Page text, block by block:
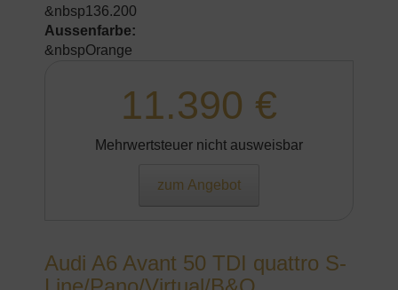
&nbsp136.200
Aussenfarbe:
&nbspOrange
11.390 €
Mehrwertsteuer nicht ausweisbar
zum Angebot
Audi A6 Avant 50 TDI quattro S-